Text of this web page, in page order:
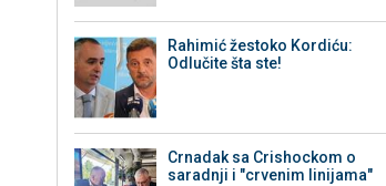
Rahimić žestoko Kordiću:
Odlučite šta ste!
Crnadak sa Crishockom o
saradnji i "crvenim linijama"